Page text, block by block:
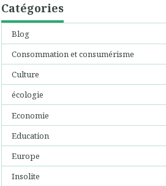
Catégories
Blog
Consommation et consumérisme
Culture
écologie
Economie
Education
Europe
Insolite